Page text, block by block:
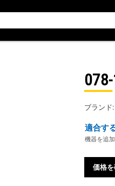
ブランド
適合す
機器を追
価格